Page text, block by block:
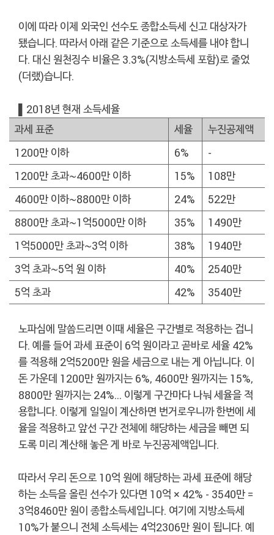
이에 따라 이제 외국인 선수도 종합소득세 신고 대상자가
됐습니다. 따라서 아래 같은 기준으로 소득세를 내야 합니
다. 대신 원천징수 비율은 3.3%(지방소득세 포함)로 줄었
(더랬)습니다.
▌2018년 현재 소득세율
과세 표준
세율
누진공제액
1200만 이하
6%
-
1200만 초과~4600만 이하
15%
108만
4600만 이하~8800만 이하
24%
522만
8800만 초과~1억5000만 이하
35%
1490만
1억5000만 초과~3억 이하
38%
1940만
3억 초과~5억 원 이하
40%
2540만
5억 초과
42% 3540만
노파심에 말씀드리면 이때 세율은 구간별로 적용하는 겁니
다. 예를 들어 과세 표준이 6억 원이라고 곧바로 세율 42%
를 적용해 2억5200만 원을 세금으로 내는 게 아닙니다. 이
돈 가운데 1200만 원까지는 6%, 4600만 원까지는 15%,
8800만 원까지는 24%… 이렇게 구간마다 나눠 세율을 적
용합니다. 이렇게 일일이 계산하면 번거로우니까 한번에 세
율을 적용하고 앞선 구간 전체에 해당하는 세금을 빼면 되
도록 미리 계산해 놓은 게 바로 누진공제액입니다.
따라서 우리 돈으로 10억 원에 해당하는 과세 표준에 해당
하는 소득을 올린 선수가 있다면 10억 × 42% - 3540만 =
3억8460만 원이 종합소득세입니다. 여기에 지방소득세
10%가 붙으니 전체 소득세는 4억2306만 원이 됩니다. 예